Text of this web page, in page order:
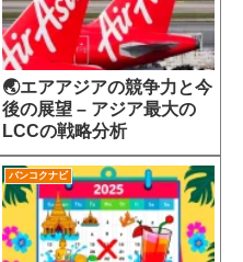
🌏エアアジアの競争力と今
後の展望 – アジア最大の
LCCの戦略分析
バンコクナビ